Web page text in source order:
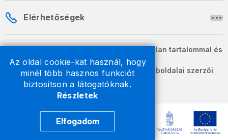
Az oldal cookie-kat használ, hogy
minél több hasznos funkciót
biztosítson a látogatóknak.
Részletek
Elfogadom
Elérhetőségek
A honlapon szereplő információk változatlan tartalommal és
formában szabadon terjeszthetők.
2026 © A Nemzeti Adó- és Vámhivatal weboldalai szerzői
jogvédelem alatt állnak.